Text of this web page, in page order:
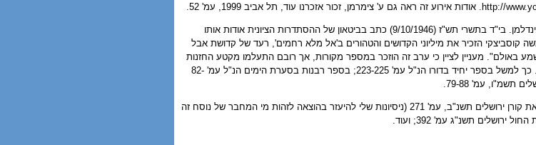
http://
. אודות אירוע זה ראה גם ע' צימרמן, זכור אזכרנו עוד, תל אביב 1999, עמ' 52.
במעמד נכח גם הסופר אלחנן אינדלמן. בי"ד בתשרי תש"ז (9/10/1946) כתב בביטאון של ההסתדרות הציונית אודות אותו
קוסביצקי הזכיר את מיליוני הקדושים והטהורים ב'אל מלא רחמים', רעד של קדושת אבל
באולם". מעניין לציין כי ערב זה הוזכר במספר מקורות, אך רובם התעלמו מקטע החזנות
של קוסוביצקי למרות הייחודיות שבו. כך למשל בספר יחיד בדורו הנ"ל עמ' 223-225; בספר רבנות בסערת הימים הנ"ל עמ' 82-
לדוגמא ראה: סדור תפילה בהוצאת קורן ירושלים תשנ"ב, עמ' 271 (ניסיונות שלי להיעזר בהוצאה לזהות מי המחבר של נוסח זה
ירושלים תשנ"ג עמ' 392; ועוד.